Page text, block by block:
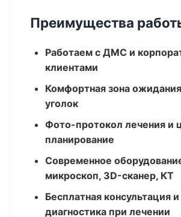
Преимущества
Работаем с ДМС и
клиентами
Комфортная зона
уголок
Фото-протокол лечения и
планирование
Современное
микроскоп, 3D-сканер, КТ
Бесплатная консультация и
диагностика при лечении